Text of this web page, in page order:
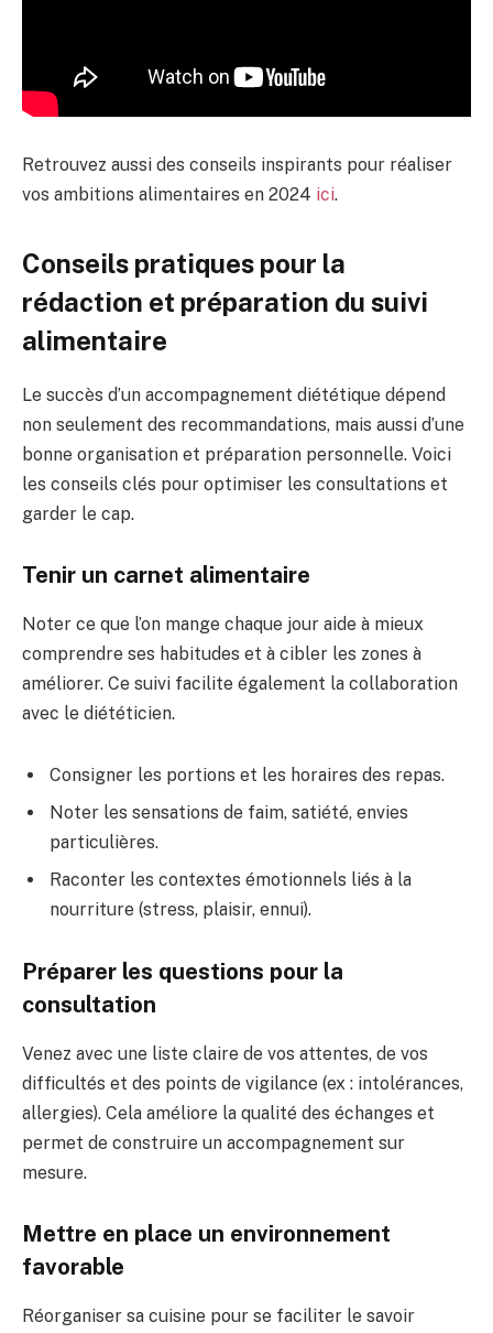
Retrouvez aussi des conseils inspirants pour réaliser
vos ambitions alimentaires en 2024 ici.
Conseils pratiques pour la
rédaction et préparation du suivi
alimentaire
Le succès d’un accompagnement diététique dépend
non seulement des recommandations, mais aussi d’une
bonne organisation et préparation personnelle. Voici
les conseils clés pour optimiser les consultations et
garder le cap.
Tenir un carnet alimentaire
Noter ce que l’on mange chaque jour aide à mieux
comprendre ses habitudes et à cibler les zones à
améliorer. Ce suivi facilite également la collaboration
avec le diététicien.
Consigner les portions et les horaires des repas.
Noter les sensations de faim, satiété, envies
particulières.
Raconter les contextes émotionnels liés à la
nourriture (stress, plaisir, ennui).
Préparer les questions pour la
consultation
Venez avec une liste claire de vos attentes, de vos
difficultés et des points de vigilance (ex : intolérances,
allergies). Cela améliore la qualité des échanges et
permet de construire un accompagnement sur
mesure.
Mettre en place un environnement
favorable
Réorganiser sa cuisine pour se faciliter le savoir